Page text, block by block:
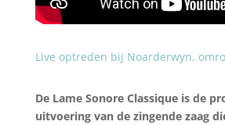
Live optreden bij Noarderwyn,
De Lame Sonore Classique is de
uitvoering van de zingende zaag